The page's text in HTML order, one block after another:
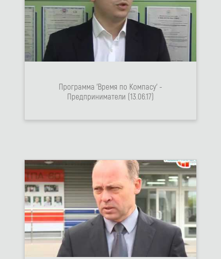
Программа 'Время по Компасу' -
Предприниматели (13.06.17)